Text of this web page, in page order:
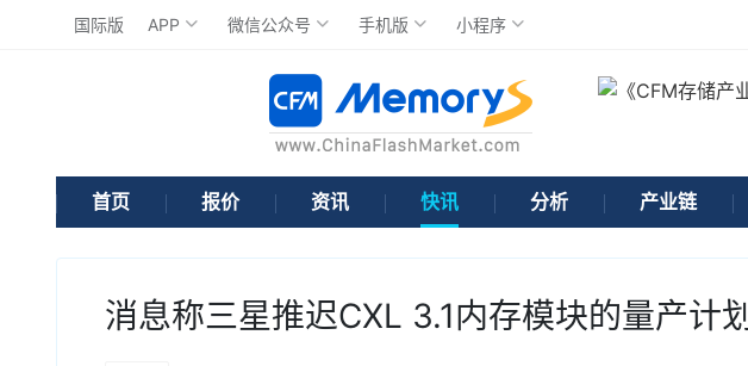
国际版 APP 微信公众号 手机版 小程序
首页 报价 资讯 快讯 分析 产业链
消息称三星推迟CXL 3.1内存模块的量产计划